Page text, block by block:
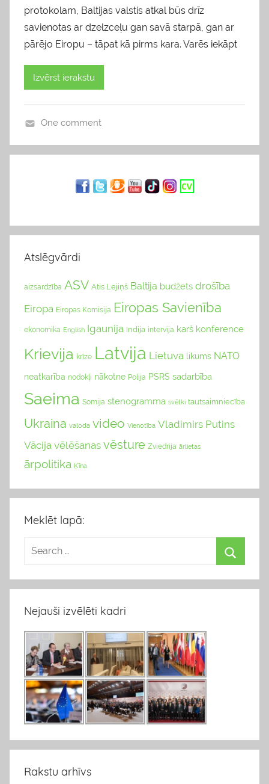
protokolam, Baltijas valstis atkal būs drīz
savienotas ar dzelzceļu gan savā starpā, gan ar
pārējo Eiropu – tāpat kā pirms kara. Varēs iekāpt
Izvērst ierakstu
l
One comment
Atslēgvārdi
aizsardzība ASV Atis Lejiņš Baltija budžets drošība
Eiropa Eiropas Komisija Eiropas Savienība
ekonomika English Igaunija Indija intervija karš konference
Krievija krīze Latvija Lietuva likums NATO
neatkarība nodokļi nākotne Polija PSRS sadarbība
Saeima Somija stenogramma svētki tautsaimniecība
Ukraina valoda video Vienotība Vladimirs Putins
Vācija vēlēšanas vēsture Zviedrija ārlietas
ārpolitika Ķīna
Meklēt lapā:
Nejauši izvēlēti kadri
Rakstu arhīvs